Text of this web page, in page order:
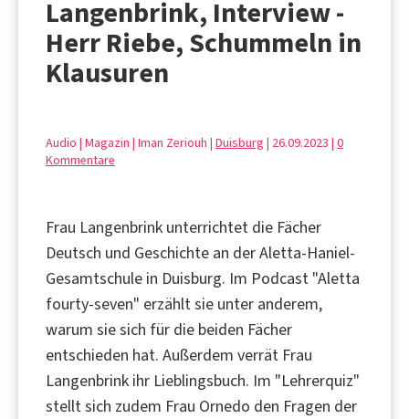
Langenbrink, Interview -
Herr Riebe, Schummeln in
Klausuren
Audio | Magazin | Iman Zeriouh | Duisburg | 26.09.2023 | 0
Kommentare
Frau Langenbrink unterrichtet die Fächer
Deutsch und Geschichte an der Aletta-Haniel-
Gesamtschule in Duisburg. Im Podcast "Aletta
fourty-seven" erzählt sie unter anderem,
warum sie sich für die beiden Fächer
entschieden hat. Außerdem verrät Frau
Langenbrink ihr Lieblingsbuch. Im "Lehrerquiz"
stellt sich zudem Frau Ornedo den Fragen der